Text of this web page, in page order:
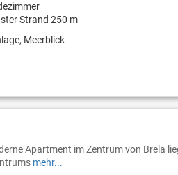
Strand 250 m
Meerblick
Apartment im Zentrum von Brela
mehr...